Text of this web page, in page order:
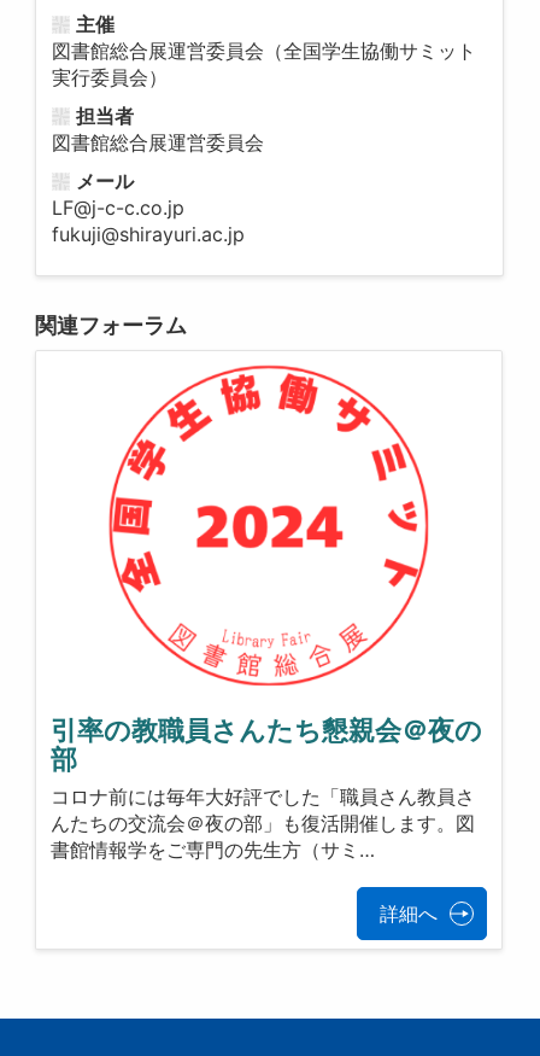
主催
図書館総合展運営委員会（全国学生協働サミット
実行委員会）
担当者
図書館総合展運営委員会
メール
LF@j-c-c.co.jp
fukuji@shirayuri.ac.jp
関連フォーラム
引率の教職員さんたち懇親会＠夜の
部
コロナ前には毎年大好評でした「職員さん教員さ
んたちの交流会＠夜の部」も復活開催します。図
書館情報学をご専門の先生方（サミ…
詳細へ